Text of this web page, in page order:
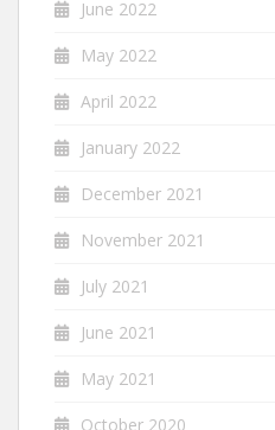
June 2022
May 2022
April 2022
January 2022
December 2021
November 2021
July 2021
June 2021
May 2021
October 2020